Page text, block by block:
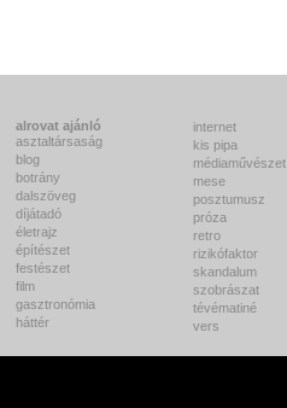
alrovat ajánló
asztaltársaság
blog
botrány
dalszöveg
díjátadó
életrajz
építészet
festészet
film
gasztronómia
háttér
internet
kis pipa
médiaművészet
mese
posztumusz
próza
retro
rizikófaktor
skandalum
szobrászat
tévématiné
vers